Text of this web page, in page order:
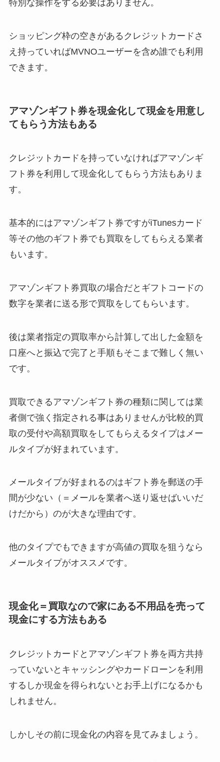
特別な操作をする必要はありません。
ショッピング枠の空きがあるクレジットカードさ
え持っていればMVNOユーザーを含め誰でも利用
できます。
アマゾンギフト券を現金化して現金を用意し
てもらう方法もある
クレジットカードを持っていなければアマゾンギ
フト券を利用して現金化してもらう方法もありま
す。
基本的にはアマゾンギフト券ですがiTunesカード
等その他のギフト券でも買取をしてもらえる業者
もいます。
アマゾンギフト券買取の場合だとギフトコードの
数字を業者に送る形で買取をしてもらいます。
後は業者指定の買取率から計算して出した金額を
口座へと振込で完了と手順もそこまで難しく無い
です。
買取できるアマゾンギフト券の種類に関しては業
者側で強く指定される事はありませんが比較的買
取の受付や高額買取をしてもらえるタイプはメー
ルタイプが好まれています。
メールタイプが好まれるのはギフト券を郵送の手
間が少ない（＝メールを業者へ送り返せばいいだ
けだから）のが大きな理由です。
他のタイプでもできますが高値の買取を狙うなら
メールタイプがオススメです。
現金化＝買取なので家にある不用品を売って
現金にする方法もある
クレジットカードとアマゾンギフト券を両方共持
っていないとキャッシングやカードローンを利用
するしか現金を得られないとお手上げになるかも
しれません。
しかしその前に現金化の内容を見てみましょう。